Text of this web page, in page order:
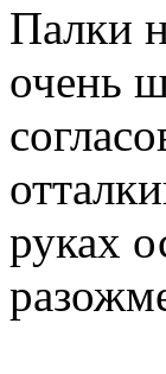
Палки
очень
руках